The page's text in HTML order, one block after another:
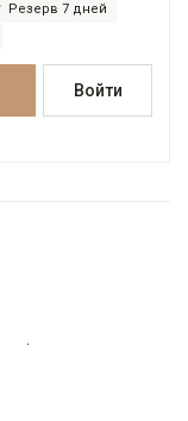
Резерв 7 дней
Войти